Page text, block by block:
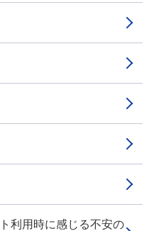
利用時に感じる不安の